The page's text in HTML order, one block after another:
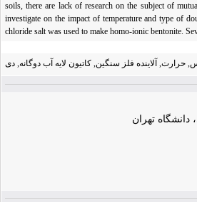
soils, there are lack of research on the subject of
investigate on the impact of temperature and type of
chloride salt was used to make homo-ionic bentonite.
تهران